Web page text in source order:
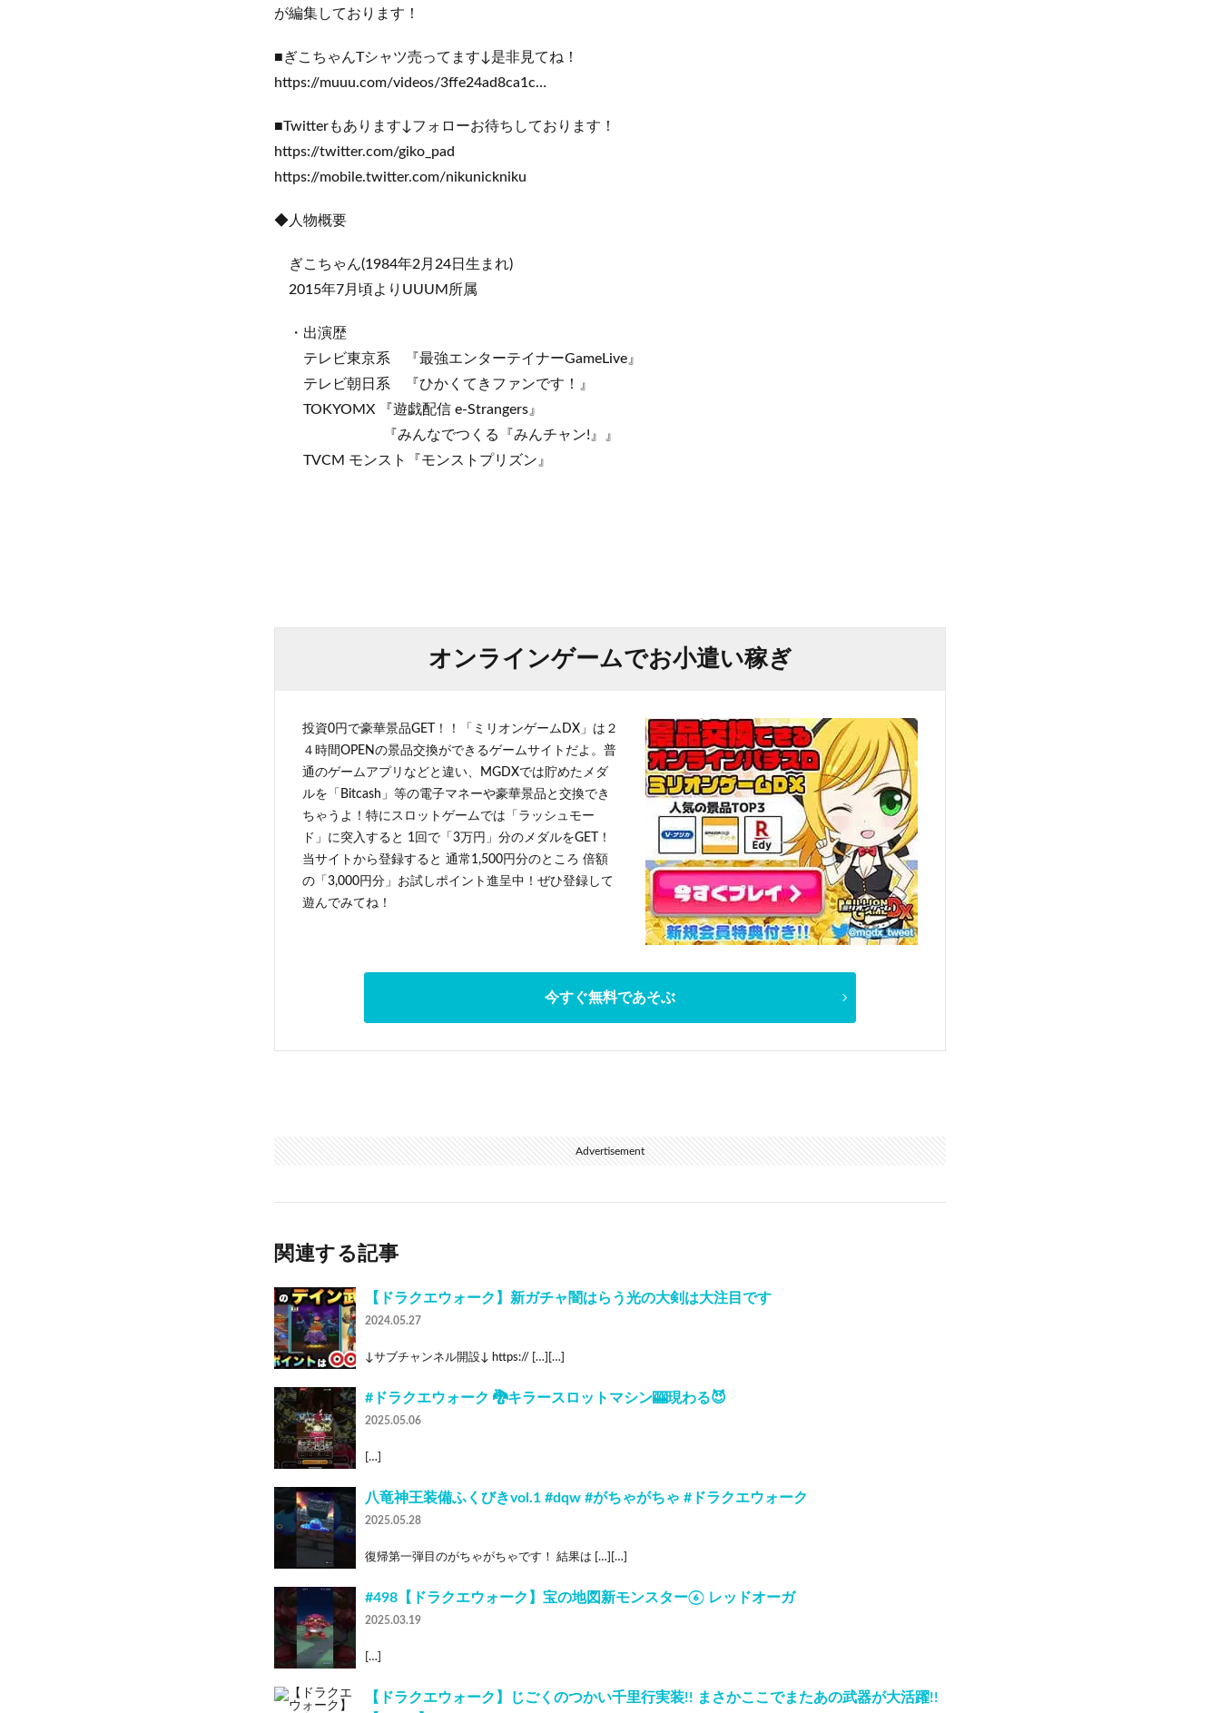
が編集しております！
■ぎこちゃんTシャツ売ってます↓是非見てね！
https://muuu.com/videos/3ffe24ad8ca1c…
■Twitterもあります↓フォローお待ちしております！
https://twitter.com/giko_pad​
https://mobile.twitter.com/nikunickniku
◆人物概要
ぎこちゃん(1984年2月24日生まれ)
2015年7月頃よりUUUM所属
・出演歴
テレビ東京系 『最強エンターテイナーGameLive』
テレビ朝日系 『ひかくてきファンです！』
TOKYOMX 『遊戯配信 e-Strangers』
『みんなでつくる『みんチャン!』』
TVCM モンスト『モンストプリズン』
オンラインゲームでお小遣い稼ぎ
投資0円で豪華景品GET！！「ミリオンゲームDX」は２
４時間OPENの景品交換ができるゲームサイトだよ。普
通のゲームアプリなどと違い、MGDXでは貯めたメダ
ルを「Bitcash」等の電子マネーや豪華景品と交換でき
ちゃうよ！特にスロットゲームでは「ラッシュモー
ド」に突入すると 1回で「3万円」分のメダルをGET！
当サイトから登録すると 通常1,500円分のところ 倍額
の「3,000円分」お試しポイント進呈中！ぜひ登録して
遊んでみてね！
今すぐ無料であそぶ
Advertisement
関連する記事
【ドラクエウォーク】新ガチャ闇はらう光の大剣は大注目です
2024.05.27
↓サブチャンネル開設↓ https:// […][…]
#ドラクエウォーク 🐉キラースロットマシン🎰現わる😈
2025.05.06
[…]
八竜神王装備ふくびきvol.1 #dqw #がちゃがちゃ #ドラクエウォーク
2025.05.28
復帰第一弾目のがちゃがちゃです！ 結果は […][…]
#498【ドラクエウォーク】宝の地図新モンスター⑥ レッドオーガ
2025.03.19
[…]
【ドラクエウォーク】じごくのつかい千里行実装!! まさかここでまたあの武器が大活躍!!